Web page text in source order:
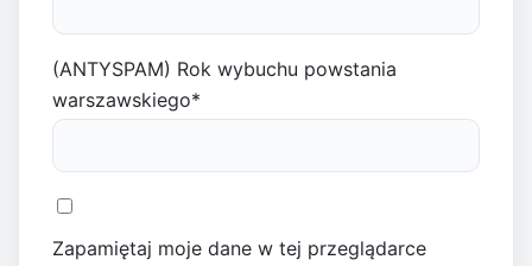
(ANTYSPAM) Rok wybuchu powstania
warszawskiego*
Zapamiętaj moje dane w tej przeglądarce